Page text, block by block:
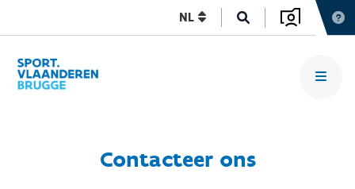
NL
Contacteer ons